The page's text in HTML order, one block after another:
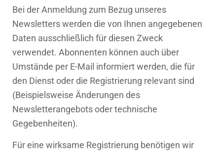
Bei der Anmeldung zum Bezug unseres
Newsletters werden die von Ihnen angegebenen
Daten ausschließlich für diesen Zweck
verwendet. Abonnenten können auch über
Umstände per E-Mail informiert werden, die für
den Dienst oder die Registrierung relevant sind
(Beispielsweise Änderungen des
Newsletterangebots oder technische
Gegebenheiten).
Für eine wirksame Registrierung benötigen wir